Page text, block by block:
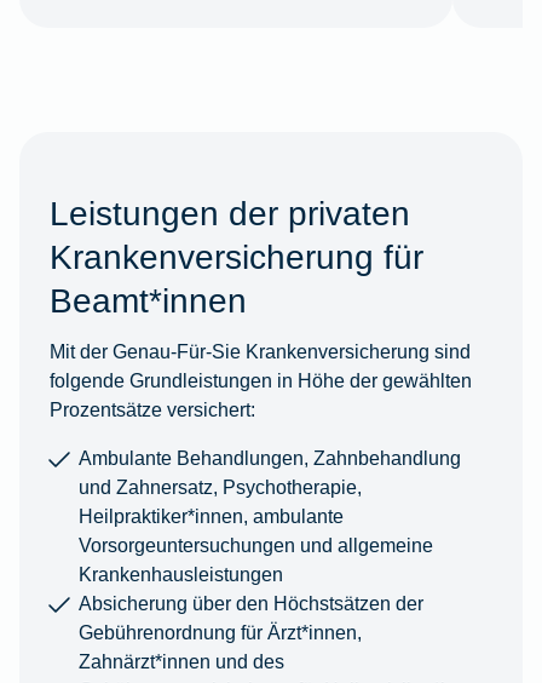
Leistungen der privaten
Krankenversicherung für
Beamt*innen
Mit der Genau-Für-Sie Krankenversicherung sind
folgende Grundleistungen in Höhe der gewählten
Prozentsätze versichert:
Ambulante Behandlungen, Zahnbehandlung
und Zahnersatz, Psychotherapie,
Heilpraktiker*innen, ambulante
Vorsorgeuntersuchungen und allgemeine
Krankenhausleistungen
Absicherung über den Höchstsätzen der
Gebührenordnung für Ärzt*innen,
Zahnärzt*innen und des